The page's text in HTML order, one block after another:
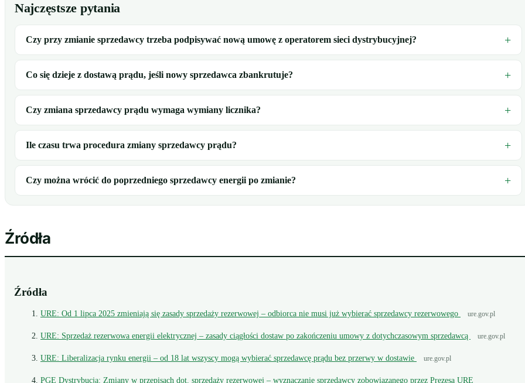
Najczęstsze pytania
Czy przy zmianie sprzedawcy trzeba podpisywać nową umowę z operatorem sieci dystrybucyjnej?
Co się dzieje z dostawą prądu, jeśli nowy sprzedawca zbankrutuje?
Czy zmiana sprzedawcy prądu wymaga wymiany licznika?
Ile czasu trwa procedura zmiany sprzedawcy prądu?
Czy można wrócić do poprzedniego sprzedawcy energii po zmianie?
Źródła
Źródła
URE: Od 1 lipca 2025 zmieniają się zasady sprzedaży rezerwowej – odbiorca nie musi już wybierać sprzedawcy rezerwowego ure.gov.pl
URE: Sprzedaż rezerwowa energii elektrycznej – zasady ciągłości dostaw po zakończeniu umowy z dotychczasowym sprzedawcą ure.gov.pl
URE: Liberalizacja rynku energii – od 18 lat wszyscy mogą wybierać sprzedawcę prądu bez przerwy w dostawie ure.gov.pl
PGE Dystrybucja: Zmiany w przepisach dot. sprzedaży rezerwowej – wyznaczanie sprzedawcy zobowiązanego przez Prezesa URE